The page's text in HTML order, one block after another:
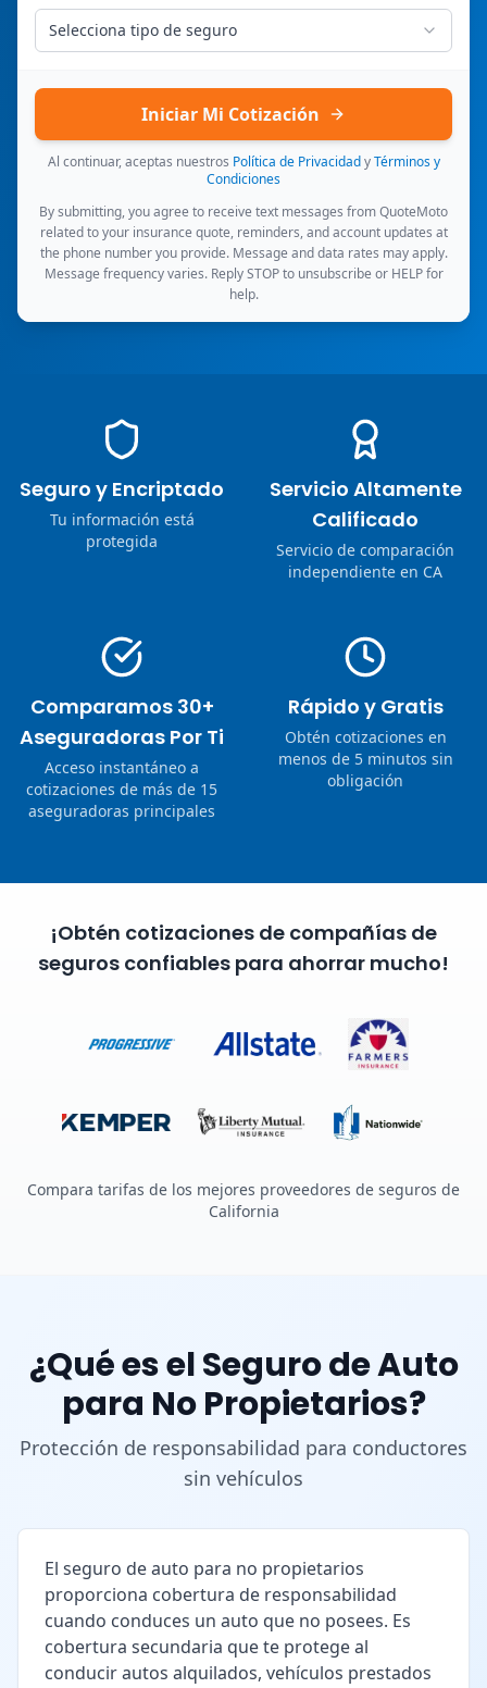
Selecciona tipo de seguro
Iniciar Mi Cotización
Al continuar, aceptas nuestros Política de Privacidad y Términos y
Condiciones
By submitting, you agree to receive text messages from QuoteMoto
related to your insurance quote, reminders, and account updates at
the phone number you provide. Message and data rates may apply.
Message frequency varies. Reply STOP to unsubscribe or HELP for
help.
Seguro y Encriptado
Tu información está
protegida
Servicio Altamente
Calificado
Servicio de comparación
independiente en CA
Comparamos 30+
Aseguradoras Por Ti
Acceso instantáneo a
cotizaciones de más de 15
aseguradoras principales
Rápido y Gratis
Obtén cotizaciones en
menos de 5 minutos sin
obligación
¡Obtén cotizaciones de compañías de
seguros confiables para ahorrar mucho!
Compara tarifas de los mejores proveedores de seguros de
California
¿Qué es el Seguro de Auto
para No Propietarios?
Protección de responsabilidad para conductores
sin vehículos
El seguro de auto para no propietarios
proporciona cobertura de responsabilidad
cuando conduces un auto que no posees. Es
cobertura secundaria que te protege al
conducir autos alquilados, vehículos prestados